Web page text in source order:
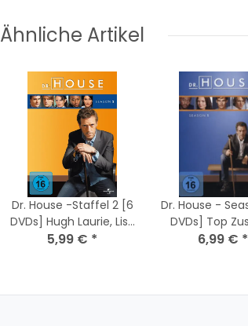
Ähnliche Artikel
Dr. House -Staffel 2 [6
DVDs] Hugh Laurie, Lisa
Edelstein, Omar Epps-
5,99 € *
Dr. House -
DVDs] Top
6,99 € *